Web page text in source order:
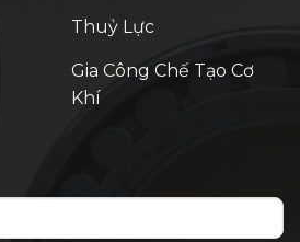
Thuỷ Lực
Gia Công Chế Tạo Cơ
Khí